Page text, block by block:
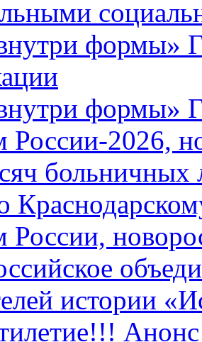
формы»
формы»
России-2026,
больничных
России,
истории